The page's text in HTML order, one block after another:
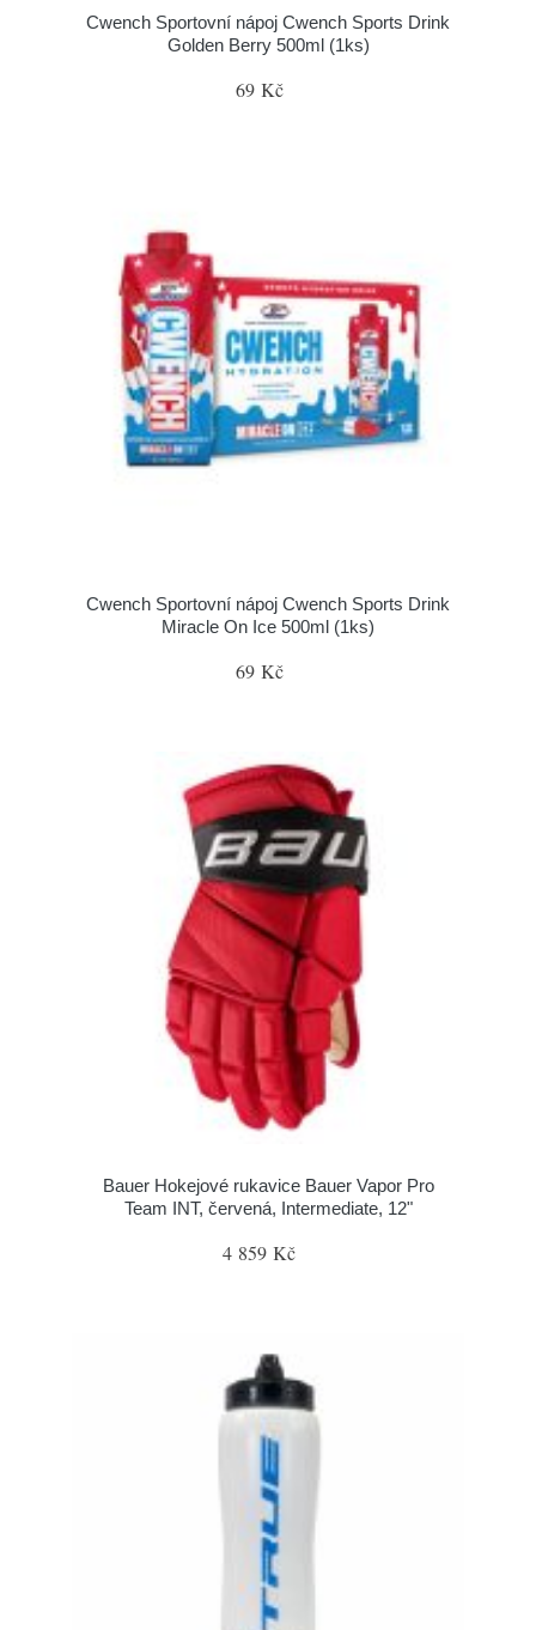
Cwench Sportovní nápoj Cwench Sports Drink
Golden Berry 500ml (1ks)
69 Kč
Cwench Sportovní nápoj Cwench Sports Drink
Miracle On Ice 500ml (1ks)
69 Kč
Bauer Hokejové rukavice Bauer Vapor Pro
Team INT, červená, Intermediate, 12"
4 859 Kč